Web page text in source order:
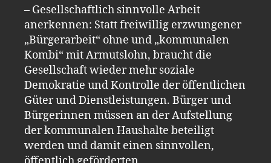
– Gesellschaftlich sinnvolle Arbeit
anerkennen: Statt freiwillig erzwungener
„Bürgerarbeit“ ohne und „kommunalen
Kombi“ mit Armutslohn, braucht die
Gesellschaft wieder mehr soziale
Demokratie und Kontrolle der öffentlichen
Güter und Dienstleistungen. Bürger und
Bürgerinnen müssen an der Aufstellung
der kommunalen Haushalte beteiligt
werden und damit einen sinnvollen,